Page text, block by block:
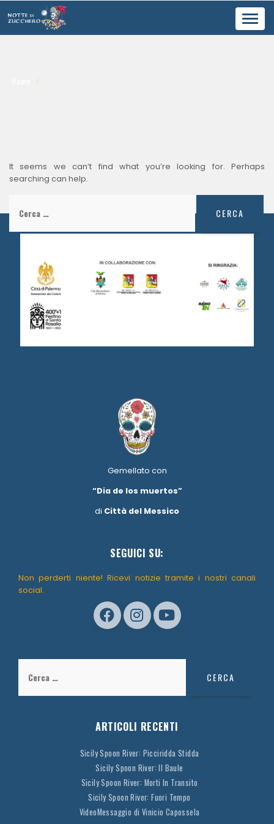
It seems we can’t find what you’re looking for. Perhaps
searching can help.
per:
Gemellato con
“Dia de los muertos”
di Città del Messico
SEGUICI SU:
Non perderti niente! Ricevi notizie tramite i nostri canali
social.
per:
ARTICOLI RECENTI
Sicily Spoon River: Picciridda Stidda
Sicily Spoon River: Il Baule
Sicily Spoon River: Morti In Transito
Sicily Spoon River: Fuori Tempo
VideoMessaggio di Vinicio Capossela